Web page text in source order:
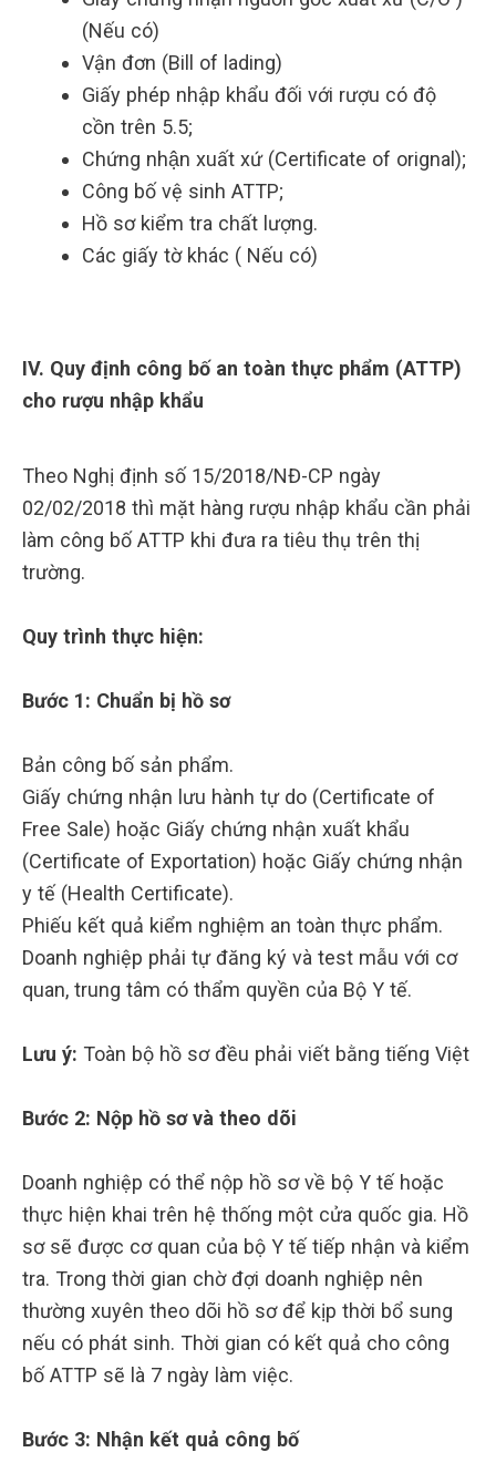
(Nếu có)
Vận đơn (Bill of lading)
Giấy phép nhập khẩu đối với rượu có độ
cồn trên 5.5;
Chứng nhận xuất xứ (Certificate of orignal);
Công bố vệ sinh ATTP;
Hồ sơ kiểm tra chất lượng.
Các giấy tờ khác ( Nếu có)
IV. Quy định công bố an toàn thực phẩm (ATTP)
cho rượu nhập khẩu
Theo Nghị định số 15/2018/NĐ-CP ngày
02/02/2018 thì mặt hàng rượu nhập khẩu cần phải
làm công bố ATTP khi đưa ra tiêu thụ trên thị
trường.
Quy trình thực hiện:
Bước 1: Chuẩn bị hồ sơ
Bản công bố sản phẩm.
Giấy chứng nhận lưu hành tự do (Certificate of
Free Sale) hoặc Giấy chứng nhận xuất khẩu
(Certificate of Exportation) hoặc Giấy chứng nhận
y tế (Health Certificate).
Phiếu kết quả kiểm nghiệm an toàn thực phẩm.
Doanh nghiệp phải tự đăng ký và test mẫu với cơ
quan, trung tâm có thẩm quyền của Bộ Y tế.
Lưu ý: Toàn bộ hồ sơ đều phải viết bằng tiếng Việt
Bước 2: Nộp hồ sơ và theo dõi
Doanh nghiệp có thể nộp hồ sơ về bộ Y tế hoặc
thực hiện khai trên hệ thống một cửa quốc gia. Hồ
sơ sẽ được cơ quan của bộ Y tế tiếp nhận và kiểm
tra. Trong thời gian chờ đợi doanh nghiệp nên
thường xuyên theo dõi hồ sơ để kịp thời bổ sung
nếu có phát sinh. Thời gian có kết quả cho công
bố ATTP sẽ là 7 ngày làm việc.
Bước 3: Nhận kết quả công bố